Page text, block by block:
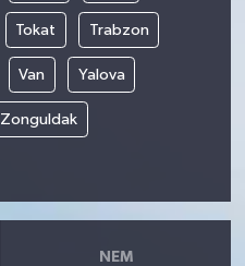
Tokat Trabzon
Van Yalova
Zonguldak
NEM